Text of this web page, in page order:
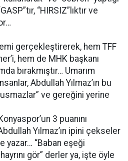
“HIRSIZ”lıktır ve
gerçekleştirerek, hem TFF
hem de MHK başkanı
bırakmıştır… Umarım
Abdullah Yılmaz’ın bu
ve gereğini yerine
3 puanını
Yılmaz’ın ipini çekseler
yazar… “Baban eşeği
gör” derler ya, işte öyle